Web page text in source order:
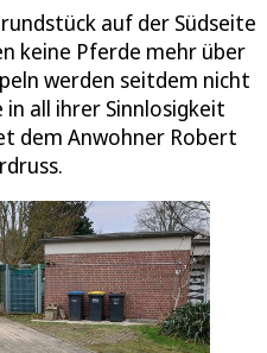
auf der Südseite
keine Pferde mehr über
werden seitdem nicht
all ihrer Sinnlosigkeit
dem Anwohner Robert